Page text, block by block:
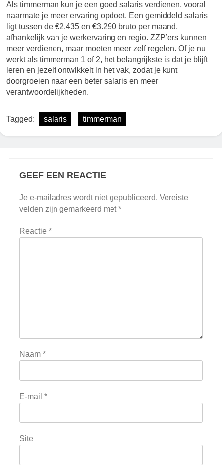
Als timmerman kun je een goed salaris verdienen, vooral
naarmate je meer ervaring opdoet. Een gemiddeld salaris
ligt tussen de €2.435 en €3.290 bruto per maand,
afhankelijk van je werkervaring en regio. ZZP’ers kunnen
meer verdienen, maar moeten meer zelf regelen. Of je nu
werkt als timmerman 1 of 2, het belangrijkste is dat je blijft
leren en jezelf ontwikkelt in het vak, zodat je kunt
doorgroeien naar een beter salaris en meer
verantwoordelijkheden.
Tagged: salaris timmerman
GEEF EEN REACTIE
Je e-mailadres wordt niet gepubliceerd. Vereiste
velden zijn gemarkeerd met*
Reactie *
Naam *
E-mail *
Site